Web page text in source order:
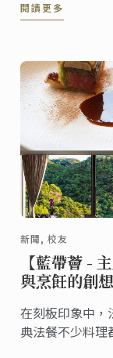
Reggiano ) 結尾
閱讀更多
新聞, 校友
【藍帶薈 -
與烹飪的創想
在刻板印象中，
典法餐不少料理